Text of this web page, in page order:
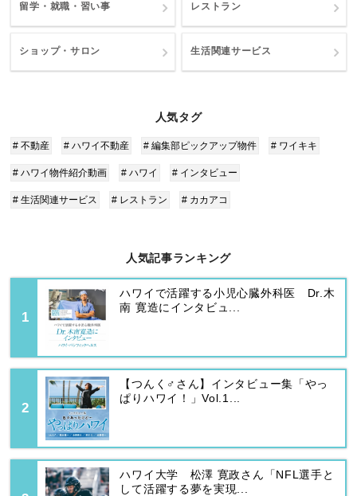
留学・就職・習い事 レストラン
ショップ・サロン 生活関連サービス
人気タグ
# 不動産 # ハワイ不動産 # 編集部ピックアップ物件 # ワイキキ
# ハワイ物件紹介動画 # ハワイ # インタビュー
# 生活関連サービス # レストラン # カカアコ
人気記事ランキング
ハワイで活躍する小児心臓外科医 Dr.木
南 寛造にインタビュ...
【つんく♂さん】インタビュー集「やっ
ぱりハワイ！」Vol.1...
ハワイ大学 松澤 寛政さん「NFL選手と
して活躍する夢を実現...